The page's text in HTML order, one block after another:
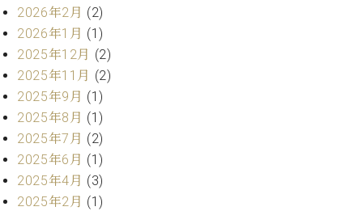
ー
ト
グ
ラ
ン
ド
ピ
ア
ノ
C.
納
入
実
ホ
ー
ル・
ス
タ
ト
代
理
主
催
イ
ベ
ン
ベ
ヒ
シ
ュ
タ
イ
ン
セ
ン
ト
2026年2月 (2)
2026年1月 (1)
2025年12月 (2)
2025年11月 (2)
2025年9月 (1)
2025年8月 (1)
2025年7月 (2)
2025年6月 (1)
2025年4月 (3)
2025年2月 (1)